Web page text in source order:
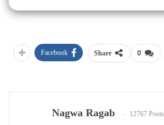
0
Share
Facebook
Nagwa Ragab 12767 Posts